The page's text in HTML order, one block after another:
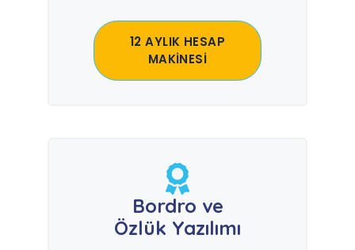
12 AYLIK HESAP
MAKİNESİ
Bordro ve
Özlük Yazılımı